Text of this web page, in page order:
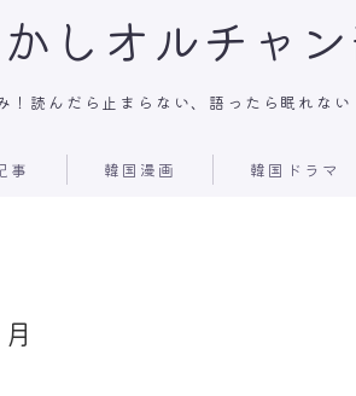
しオルチャ
！読んだら止まらない、語ったら眠れない
事 韓国漫画 韓国ドラマ